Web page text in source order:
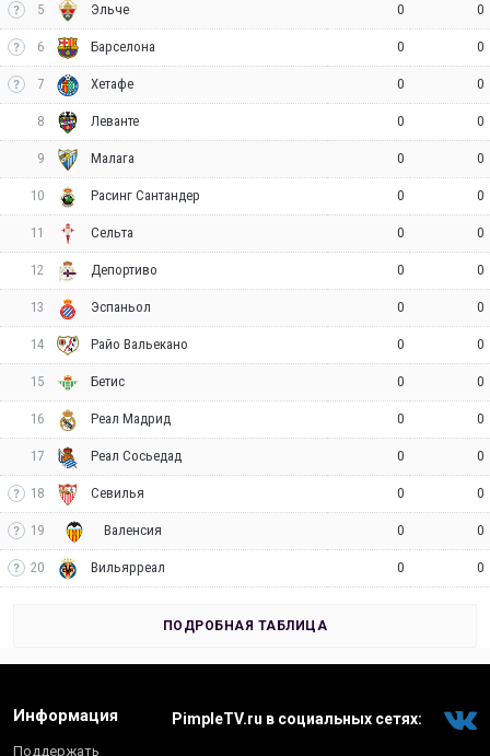
5 Эльче 0 0
6 Барселона 0 0
7 Хетафе 0 0
8 Леванте 0 0
9 Малага 0 0
10 Расинг Сантандер 0 0
11 Сельта 0 0
12 Депортиво 0 0
13 Эспаньол 0 0
14 Райо Вальекано 0 0
15 Бетис 0 0
16 Реал Мадрид 0 0
17 Реал Сосьедад 0 0
18 Севилья 0 0
19 Валенсия 0 0
20 Вильярреал 0 0
ПОДРОБНАЯ ТАБЛИЦА
Информация
Поддержать
PimpleTV.ru в социальных сетях: